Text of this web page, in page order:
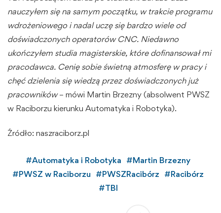
nauczyłem się na samym początku, w trakcie programu
wdrożeniowego i nadal uczę się bardzo wiele od
doświadczonych operatorów CNC. Niedawno
ukończyłem studia magisterskie, które dofinansował mi
pracodawca. Cenię sobie świetną atmosferę w pracy i
chęć dzielenia się wiedzą przez doświadczonych już
pracowników– mówi Martin Brzezny (absolwent PWSZ
w Raciborzu kierunku Automatyka i Robotyka).
Źródło: naszraciborz.pl
#Automatyka i Robotyka #Martin Brzezny
#PWSZ w Raciborzu #PWSZRacibórz #Racibórz
#TBI